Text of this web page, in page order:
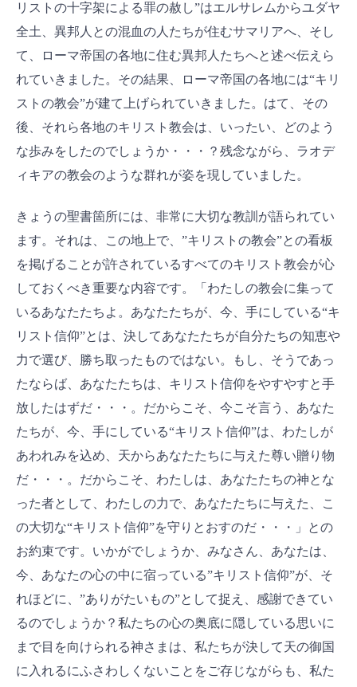
リストの十字架による罪の赦し”はエルサレムからユダヤ
全土、異邦人との混血の人たちが住むサマリアへ、そし
て、ローマ帝国の各地に住む異邦人たちへと述べ伝えら
れていきました。その結果、ローマ帝国の各地には“キリ
ストの教会”が建て上げられていきました。はて、その
後、それら各地のキリスト教会は、いったい、どのよう
な歩みをしたのでしょうか・・・？残念ながら、ラオデ
ィキアの教会のような群れが姿を現していました。
きょうの聖書箇所には、非常に大切な教訓が語られてい
ます。それは、この地上で、”キリストの教会”との看板
を掲げることが許されているすべてのキリスト教会が心
しておくべき重要な内容です。「わたしの教会に集って
いるあなたたちよ。あなたたちが、今、手にしている“キ
リスト信仰”とは、決してあなたたちが自分たちの知恵や
力で選び、勝ち取ったものではない。もし、そうであっ
たならば、あなたたちは、キリスト信仰をやすやすと手
放したはずだ・・・。だからこそ、今こそ言う、あなた
たちが、今、手にしている“キリスト信仰”は、わたしが
あわれみを込め、天からあなたたちに与えた尊い贈り物
だ・・・。だからこそ、わたしは、あなたたちの神とな
った者として、わたしの力で、あなたたちに与えた、こ
の大切な“キリスト信仰”を守りとおすのだ・・・」との
お約束です。いかがでしょうか、みなさん、あなたは、
今、あなたの心の中に宿っている”キリスト信仰”が、そ
れほどに、”ありがたいもの”として捉え、感謝できてい
るのでしょうか？私たちの心の奥底に隠している思いに
まで目を向けられる神さまは、私たちが決して天の御国
に入れるにふさわしくないことをご存じながらも、私た